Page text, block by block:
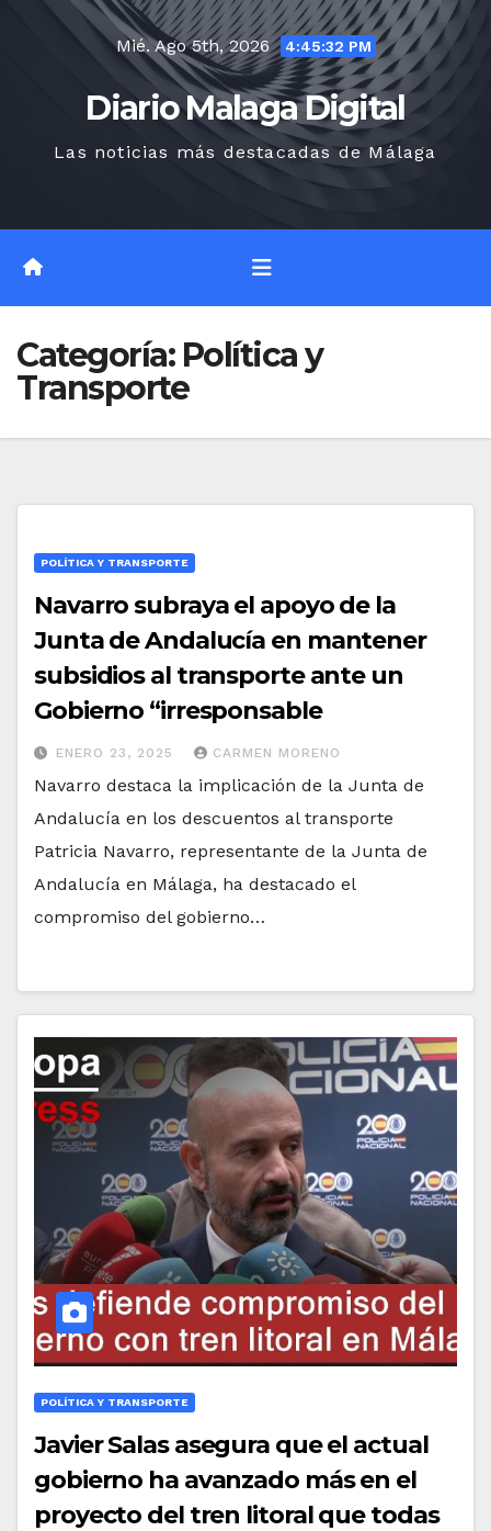
Mié. Ago 5th, 2026 4:45:33 PM
Diario Malaga Digital
Las noticias más destacadas de Málaga
Categoría: Política y
Transporte
POLÍTICA Y TRANSPORTE
Navarro subraya el apoyo de la
Junta de Andalucía en mantener
subsidios al transporte ante un
Gobierno “irresponsable
ENERO 23, 2025 CARMEN MORENO
Navarro destaca la implicación de la Junta de
Andalucía en los descuentos al transporte
Patricia Navarro, representante de la Junta de
Andalucía en Málaga, ha destacado el
compromiso del gobierno…
POLÍTICA Y TRANSPORTE
Javier Salas asegura que el actual
gobierno ha avanzado más en el
proyecto del tren litoral que todas